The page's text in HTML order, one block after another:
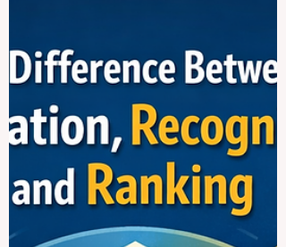
Integrität
Wissenschaftliche Integrität gehört zu den
wichtigsten Grundlagen der
Hochschulbildung. In den letzten Jahren
ist das Thema Plagiat jedoch komplexer
geworden. Es geht heute nicht mehr nur
um direktes Kopieren oder fehlende
Quellenangaben. Auch der Einsatz von
künstlicher Intelligenz in